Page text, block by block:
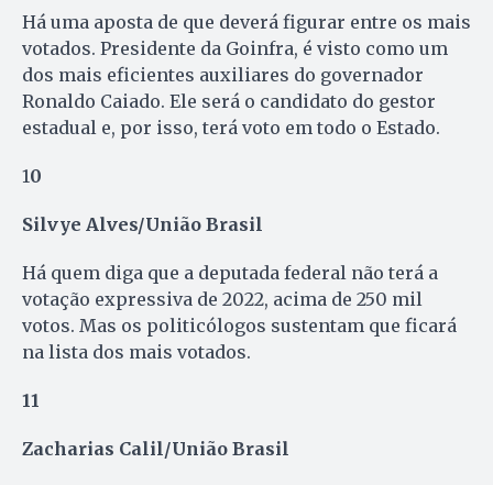
Há uma aposta de que deverá figurar entre os mais
votados. Presidente da Goinfra, é visto como um
dos mais eficientes auxiliares do governador
Ronaldo Caiado. Ele será o candidato do gestor
estadual e, por isso, terá voto em todo o Estado.
10
Silvye Alves/União Brasil
Há quem diga que a deputada federal não terá a
votação expressiva de 2022, acima de 250 mil
votos. Mas os politicólogos sustentam que ficará
na lista dos mais votados.
11
Zacharias Calil/União Brasil